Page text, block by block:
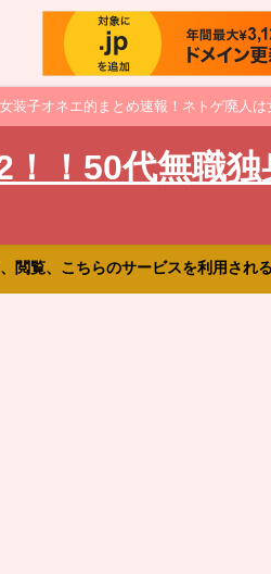
装子オネエ的まとめ速報！ネトゲ廃人
！50代無職
閲覧、こちらのサービスを利用され